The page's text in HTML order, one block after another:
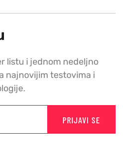
listu i jednom nedeljno
najnovijim testovima i
PRIJAVI SE